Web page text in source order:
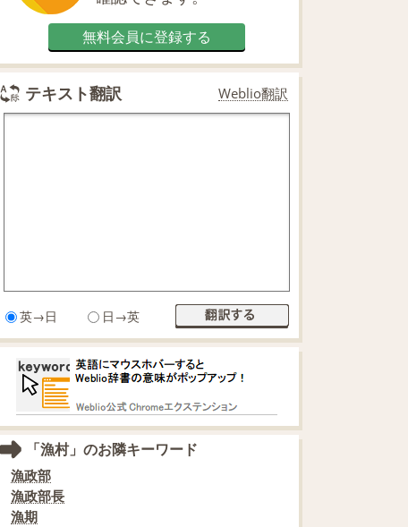
無料会員に登録する
テキスト翻訳 Weblio翻訳
英→日 日→英
「漁村」のお隣キーワード
漁政部
漁政部長
漁期